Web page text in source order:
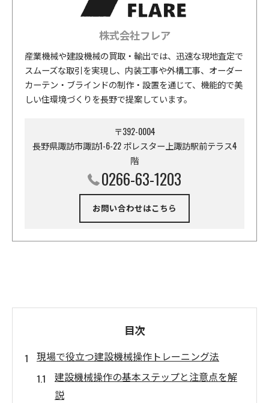
株式会社フレア
産業機械や建設機械の買取・輸出では、迅速な現地査定で
スムーズな取引を実現し、内装工事や外構工事、オーダー
カーテン・ブラインドの制作・設置を通じて、機能的で美
しい住環境づくりを長野で提案しています。
〒392-0004
長野県諏訪市諏訪1-6-22 ポレスター上諏訪駅前テラス4
階
0266-63-1203
お問い合わせはこちら
目次
現場で役立つ建設機械操作トレーニング法
建設機械操作の基本ステップと注意点を解
説